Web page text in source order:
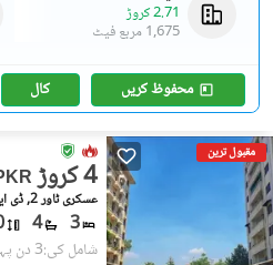
2.71 کروڑ
1,675 مربع فیٹ
محفوظ کریں کال
مقبول ترین
4 کروڑ
عسکری ٹاور 2, ڈی ایچ اے ڈیفینس فیز 2
3
4
شامل کی:3 دن پہل